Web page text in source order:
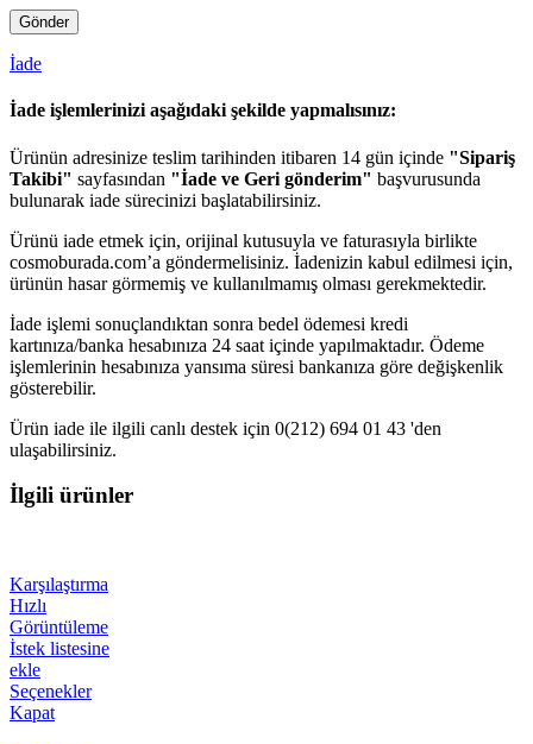
İade
İade işlemlerinizi aşağıdaki şekilde yapmalısınız:
Ürünün adresinize teslim tarihinden itibaren 14 gün içinde "Sipariş
Takibi" sayfasından "İade ve Geri gönderim" başvurusunda
bulunarak iade sürecinizi başlatabilirsiniz.
Ürünü iade etmek için, orijinal kutusuyla ve faturasıyla birlikte
cosmoburada.com’a göndermelisiniz. İadenizin kabul edilmesi için,
ürünün hasar görmemiş ve kullanılmamış olması gerekmektedir.
İade işlemi sonuçlandıktan sonra bedel ödemesi kredi
kartınıza/banka hesabınıza 24 saat içinde yapılmaktadır. Ödeme
işlemlerinin hesabınıza yansıma süresi bankanıza göre değişkenlik
gösterebilir.
Ürün iade ile ilgili canlı destek için 0(212) 694 01 43 'den
ulaşabilirsiniz.
İlgili ürünler
Karşılaştırma
Hızlı
Görüntüleme
İstek listesine
ekle
Seçenekler
Kapat